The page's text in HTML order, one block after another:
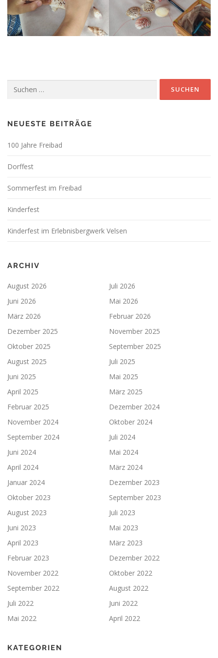
nach:
NEUESTE BEITRÄGE
100 Jahre Freibad
Dorffest
Sommerfest im Freibad
Kinderfest
Kinderfest im Erlebnisbergwerk Velsen
ARCHIV
August 2026
Juli 2026
Juni 2026
Mai 2026
März 2026
Februar 2026
Dezember 2025
November 2025
Oktober 2025
September 2025
August 2025
Juli 2025
Juni 2025
Mai 2025
April 2025
März 2025
Februar 2025
Dezember 2024
November 2024
Oktober 2024
September 2024
Juli 2024
Juni 2024
Mai 2024
April 2024
März 2024
Januar 2024
Dezember 2023
Oktober 2023
September 2023
August 2023
Juli 2023
Juni 2023
Mai 2023
April 2023
März 2023
Februar 2023
Dezember 2022
November 2022
Oktober 2022
September 2022
August 2022
Juli 2022
Juni 2022
Mai 2022
April 2022
KATEGORIEN